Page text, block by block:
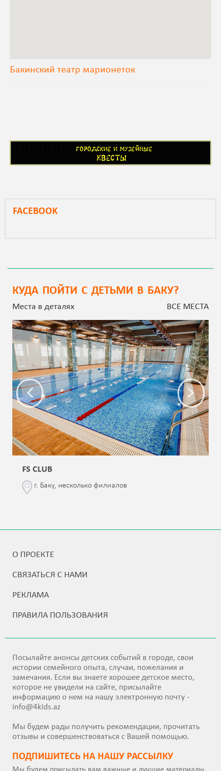
Бакинский театр марионеток
FACEBOOK
КУДА ПОЙТИ С ДЕТЬМИ В БАКУ?
Места в деталях ВСЕ МЕСТА
FS CLUB
г. Баку, несколько филиалов
О ПРОЕКТЕ
СВЯЗАТЬСЯ С НАМИ
РЕКЛАМА
ПРАВИЛА ПОЛЬЗОВАНИЯ
Посылайте анонсы детских событий в городе, свои
истории семейного опыта, случаи, пожелания и
замечания. Если вы знаете хорошее детское место,
которое не увидели на сайте, присылайте
информацию о нем на нашу электронную почту -
info@4kids.az
Мы будем рады получить рекомендации, прочитать
отзывы и совершенствоваться с Вашей помощью.
ПОДПИШИТEСЬ НА НАШУ РАССЫЛКУ